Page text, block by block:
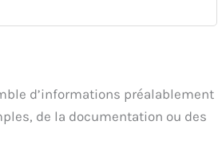
d’informations préalablement
de la documentation ou des